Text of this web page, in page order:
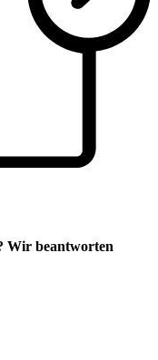
Wir beantworten